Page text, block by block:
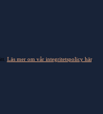
Läs mer om vår integritetspolicy här.